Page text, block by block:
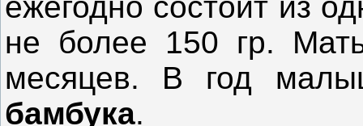
не более 150 гр.
месяцев. В год
бамбука.